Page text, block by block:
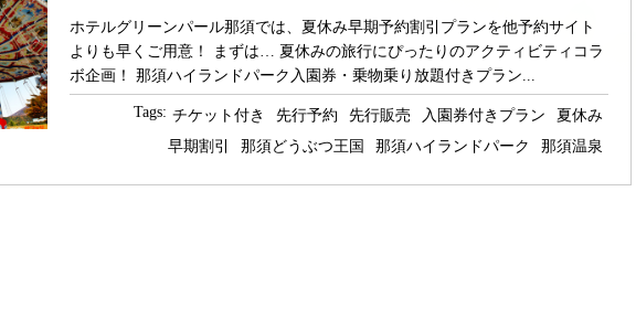
ホテルグリーンパール那須では、夏休み早期予約割引プランを他予約サイト
よりも早くご用意！ まずは… 夏休みの旅行にぴったりのアクティビティコラ
ボ企画！ 那須ハイランドパーク入園券・乗物乗り放題付きプラン...
Tags: チケット付き 先行予約 先行販売 入園券付きプラン
夏休み
早期割引
那須どうぶつ王国 那須ハイランドパーク 那須温泉